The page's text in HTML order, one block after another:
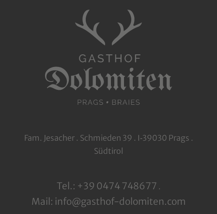
Fam. Jesacher . Schmieden 39 . I‑39030 Prags .
Südtirol
Tel.: +39 0474 748677 .
Mail: info@gasthof-dolomiten.com